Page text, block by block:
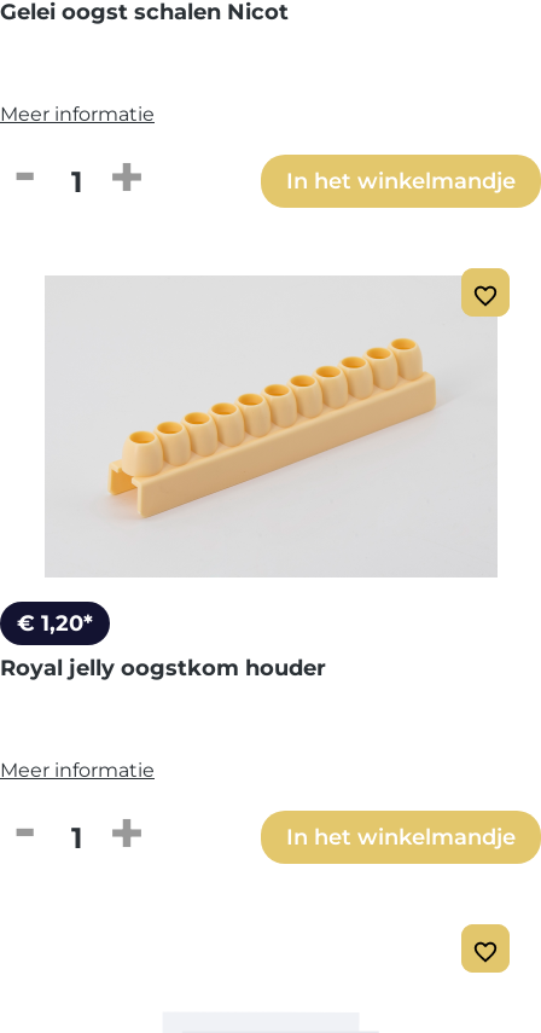
Gelei oogst schalen Nicot
Meer informatie
Producthoeveelheid: Voer deIn het winkelmandje
€ 1,20*
Royal jelly oogstkom houder
Meer informatie
Producthoeveelheid: Voer deIn het winkelmandje